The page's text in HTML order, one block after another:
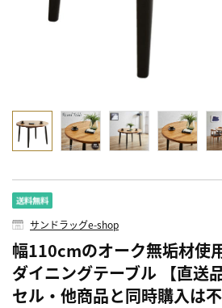
サンドラッグe-shop
幅110cmのオーク無垢材使
ダイニングテーブル 【直送
セル・他商品と同時購入は